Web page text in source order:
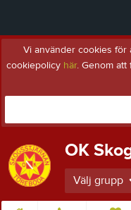
Vi använder cookies för
cookiepolicy här. Genom att
OK
Välj grupp